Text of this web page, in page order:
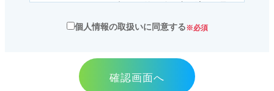
感染防止関連商品
ついては、下記の目的の範囲内で適正に取
扱いさせていただきます。
ご請求のあった資料をお届け、必要
なご案内状、ご挨拶状をお届けする
個人情報の取扱いに同意する※必須